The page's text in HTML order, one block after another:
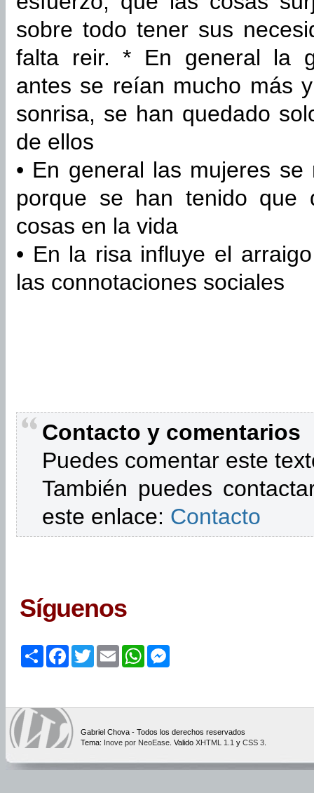
sobre todo tener sus
falta reir. * En general la
antes se reían mucho más
sonrisa, se han quedado
de ellos
• En general las mujeres
porque se han tenido que
cosas en la vida
• En la risa influye el
las connotaciones sociales
Contacto y comentarios
Puedes comentar este
También puedes
este enlace: Contacto
Síguenos
ShareFacebook
TwitterEmailWhatsApp
Gabriel Chova - Todos los derechos reservados
Tema: Inove por NeoEase . Valido XHTML 1.1 y CSS 3